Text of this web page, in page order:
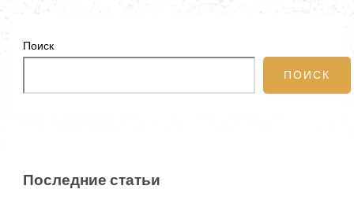
Поиск
ПОИСК
Последние статьи